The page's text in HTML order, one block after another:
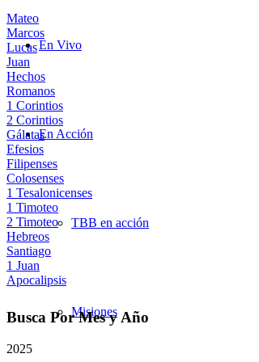
En Vivo
En Acción
TBB en acción
Misiones
Mateo
Marcos
Lucas
Juan
Hechos
Romanos
1 Corintios
2 Corintios
Gálatas
Efesios
Filipenses
Colosenses
1 Tesalonicenses
1 Timoteo
2 Timoteo
Hebreos
Santiago
1 Juan
Apocalipsis
Busca Por Mes y Año
2025